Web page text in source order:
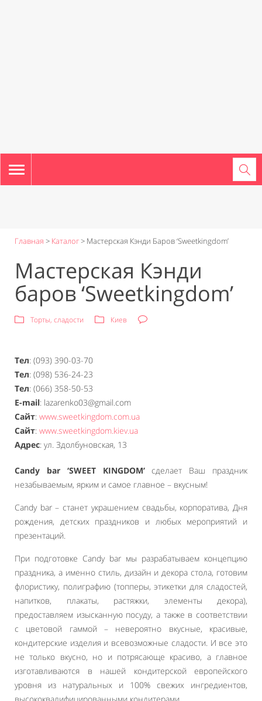
TOGGLE
NAVIGATION
Главная > Каталог> Мастерская Кэнди Баров ‘Sweetkingdom’
Мастерская Кэнди
баров ‘Sweetkingdom’
Торты, сладости Киев
Тел: (093) 390-03-70
Тел: (098) 536-24-23
Тел: (066) 358-50-53
E-mail: lazarenko03@gmail.com
Сайт: www.sweetkingdom.com.ua
Сайт: www.sweetkingdom.kiev.ua
Адрес: ул. Здолбуновская, 13
Candy bar ‘SWEET KINGDOM’сделает Ваш праздник
незабываемым, ярким и самое главное – вкусным!
Candy bar – станет украшением свадьбы, корпоратива, Дня
рождения, детских праздников и любых мероприятий и
презентаций.
При подготовке Candy bar мы разрабатываем концепцию
праздника, а именно стиль, дизайн и декора стола, готовим
флористику, полиграфию (топперы, этикетки для сладостей,
напитков, плакаты, растяжки, элементы декора),
предоставляем изысканную посуду, а также в соответствии
с цветовой гаммой – невероятно вкусные, красивые,
кондитерские изделия и всевозможные сладости. И все это
не только вкусно, но и потрясающе красиво, а главное
изготавливаются в нашей кондитерской европейского
уровня из натуральных и 100% свежих ингредиентов,